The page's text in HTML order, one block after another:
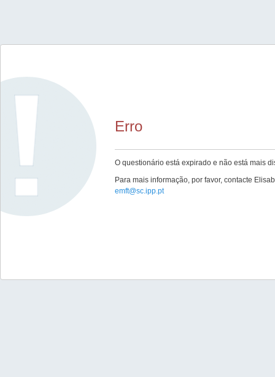
Erro
O questionário está expirado e não está mais
Para mais informação, por favor, contacte
emft@sc.ipp.pt